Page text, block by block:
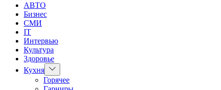
АВТО
Бизнес
СМИ
IT
Интервью
Культура
Здоровье
Кухня Показать
подменю
Горячее